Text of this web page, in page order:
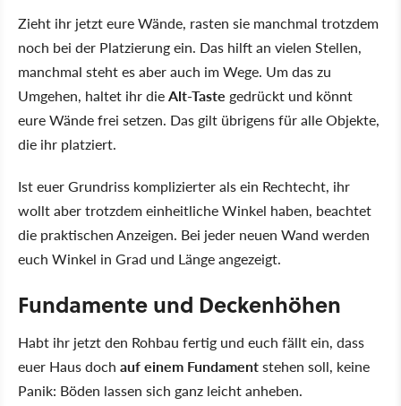
Zieht ihr jetzt eure Wände, rasten sie manchmal trotzdem
noch bei der Platzierung ein. Das hilft an vielen Stellen,
manchmal steht es aber auch im Wege. Um das zu
Umgehen, haltet ihr dieAlt-Taste gedrückt und könnt
eure Wände frei setzen. Das gilt übrigens für alle Objekte,
die ihr platziert.
Ist euer Grundriss komplizierter als ein Rechtecht, ihr
wollt aber trotzdem einheitliche Winkel haben, beachtet
die praktischen Anzeigen. Bei jeder neuen Wand werden
euch Winkel in Grad und Länge angezeigt.
Fundamente und Deckenhöhen
Habt ihr jetzt den Rohbau fertig und euch fällt ein, dass
euer Haus doch auf einem Fundamentstehen soll, keine
Panik: Böden lassen sich ganz leicht anheben.